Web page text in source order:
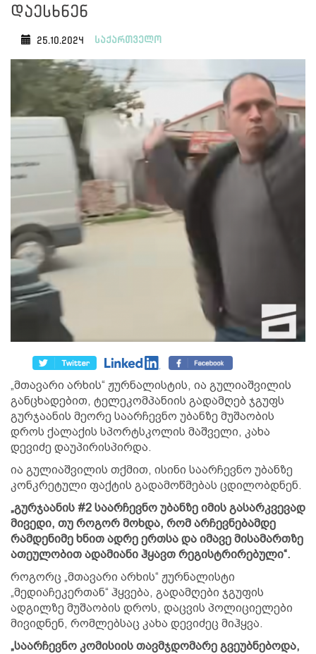
დაესხნენ
25.10.2024 საქართველო
„მთავარი არხის“ ჟურნალისტის, ია გულიაშვილის
განცხადებით, ტელეკომპანიის გადამღებ ჯგუფს
გურჯაანის მეორე საარჩევნო უბანზე მუშაობის
დროს ქალაქის სპორტსკოლის მაშველი, კახა
დევიძე დაუპირისპირდა.
ია გულიაშვილის თქმით, ისინი საარჩევნო უბანზე
კონკრეტული ფაქტის გადამოწმებას ცდილობდნენ.
„გურჯაანის #2 საარჩევნო უბანზე იმის გასარკვევად
მივედი, თუ როგორ მოხდა, რომ არჩევნებამდე
რამდენიმე ხნით ადრე ერთსა და იმავე მისამართზე
ათეულობით ადამიანი ჰყავთ რეგისტრირებული“.
როგორც „მთავარი არხის“ ჟურნალისტი
„მედიაჩეკერთან“ ჰყვება, გადამღები ჯგუფის
ადგილზე მუშაობის დროს, დაცვის პოლიციელები
მივიდნენ, რომლებსაც კახა დევიძეც მიჰყვა.
„საარჩევნო კომისიის თავმჯდომარე გვეუბნებოდა,